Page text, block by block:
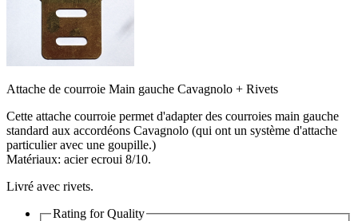
Attache de courroie Main gauche Cavagnolo + Rivets
Cette attache courroie permet d'adapter des courroies main gauche
standard aux accordéons Cavagnolo (qui ont un système d'attache
particulier avec une goupille.)
Matériaux: acier ecroui 8/10.
Livré avec rivets.
Rating forQuality